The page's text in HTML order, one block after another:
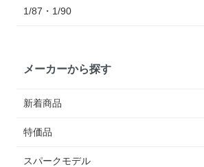
1/87・1/90
メーカーから探す
新着商品
特価品
スパークモデル